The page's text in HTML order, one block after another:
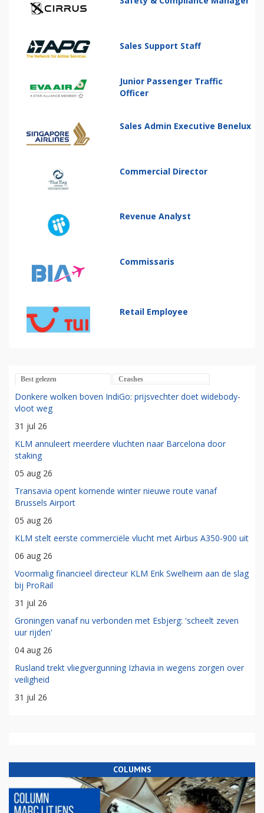
Sales Support Staff
Junior Passenger Traffic
Officer
Sales Admin Executive Benelux
Commercial Director
Revenue Analyst
Commissaris
Retail Employee
Best gelezen Crashes
Donkere wolken boven IndiGo: prijsvechter doet widebody-
vloot weg
31 jul 26
KLM annuleert meerdere vluchten naar Barcelona door
staking
05 aug 26
Transavia opent komende winter nieuwe route vanaf
Brussels Airport
05 aug 26
KLM stelt eerste commerciële vlucht met Airbus A350-900 uit
06 aug 26
Voormalig financieel directeur KLM Erik Swelheim aan de slag
bij ProRail
31 jul 26
Groningen vanaf nu verbonden met Esbjerg: 'scheelt zeven
uur rijden'
04 aug 26
Rusland trekt vliegvergunning Izhavia in wegens zorgen over
veiligheid
31 jul 26
COLUMNS